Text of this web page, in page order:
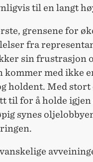
til en langt
grensene for
fra
sin frustrasjon
kommer med ikke
holdent. Med
til for å holde igjen
synes